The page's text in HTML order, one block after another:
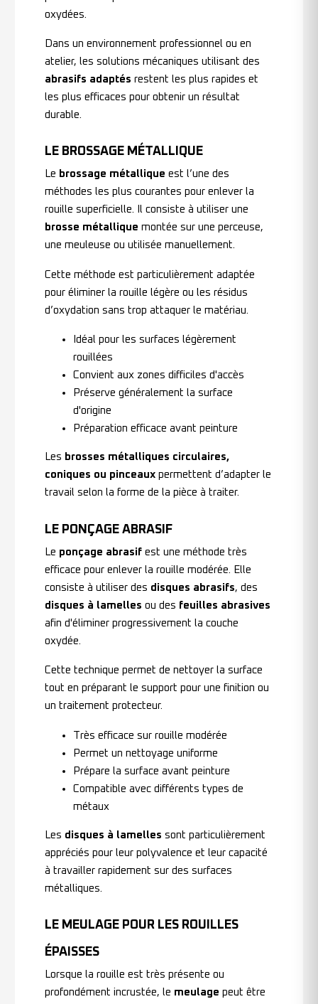
oxydées.
Dans un environnement professionnel ou en
atelier, les solutions mécaniques utilisant des
abrasifs adaptés restent les plus rapides et
les plus efficaces pour obtenir un résultat
durable.
LE BROSSAGE MÉTALLIQUE
Le brossage métallique est l’une des
méthodes les plus courantes pour enlever la
rouille superficielle. Il consiste à utiliser une
brosse métallique montée sur une perceuse,
une meuleuse ou utilisée manuellement.
Cette méthode est particulièrement adaptée
pour éliminer la rouille légère ou les résidus
d’oxydation sans trop attaquer le matériau.
Idéal pour les surfaces légèrement
rouillées
Convient aux zones difficiles d'accès
Préserve généralement la surface
d'origine
Préparation efficace avant peinture
Les brosses métalliques circulaires,
coniques ou pinceaux permettent d’adapter le
travail selon la forme de la pièce à traiter.
LE PONÇAGE ABRASIF
Le ponçage abrasif est une méthode très
efficace pour enlever la rouille modérée. Elle
consiste à utiliser des disques abrasifs, des
disques à lamelles ou des feuilles abrasives
afin d'éliminer progressivement la couche
oxydée.
Cette technique permet de nettoyer la surface
tout en préparant le support pour une finition ou
un traitement protecteur.
Très efficace sur rouille modérée
Permet un nettoyage uniforme
Prépare la surface avant peinture
Compatible avec différents types de
métaux
Les disques à lamelles sont particulièrement
appréciés pour leur polyvalence et leur capacité
à travailler rapidement sur des surfaces
métalliques.
LE MEULAGE POUR LES ROUILLES
ÉPAISSES
Lorsque la rouille est très présente ou
profondément incrustée, le meulage peut être